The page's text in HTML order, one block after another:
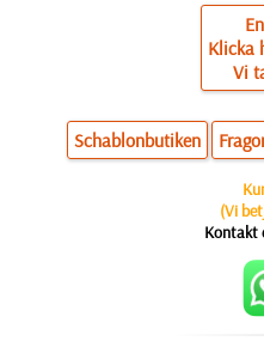
Klicka
Vi
Schablonbutiken
(Vi
Kontakt